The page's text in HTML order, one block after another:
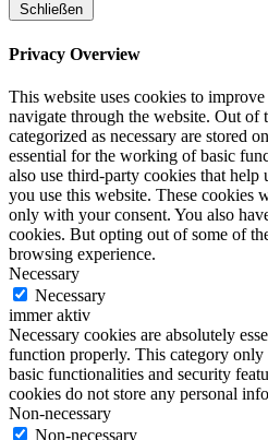
Schließen
Privacy Overview
This website uses cookies to
navigate through the website. Out of
categorized as necessary are stored
essential for the working of basic
also use third-party cookies that help
you use this website. These cookies
only with your consent. You also
cookies. But opting out of some of
browsing experience.
Necessary
Necessary
immer aktiv
Necessary cookies are absolutely
function properly. This category only
basic functionalities and security
cookies do not store any personal
Non-necessary
Non-necessary